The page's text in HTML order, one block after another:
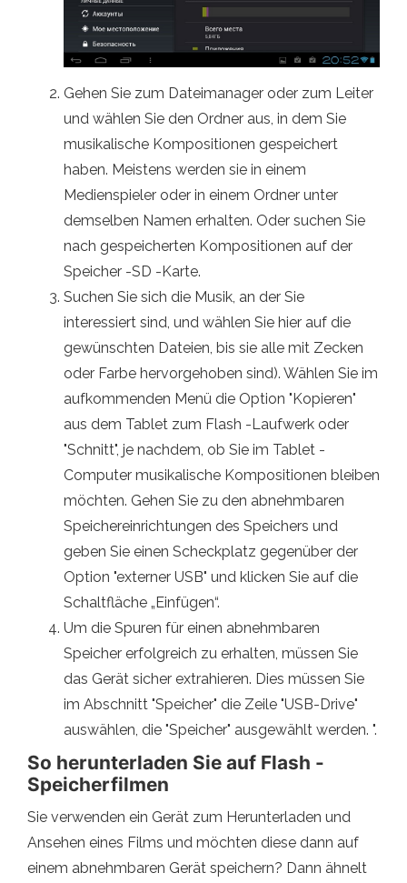
Gehen Sie zum Dateimanager oder zum Leiter
und wählen Sie den Ordner aus, in dem Sie
musikalische Kompositionen gespeichert
haben. Meistens werden sie in einem
Medienspieler oder in einem Ordner unter
demselben Namen erhalten. Oder suchen Sie
nach gespeicherten Kompositionen auf der
Speicher -SD -Karte.
Suchen Sie sich die Musik, an der Sie
interessiert sind, und wählen Sie hier auf die
gewünschten Dateien, bis sie alle mit Zecken
oder Farbe hervorgehoben sind). Wählen Sie im
aufkommenden Menü die Option "Kopieren"
aus dem Tablet zum Flash -Laufwerk oder
"Schnitt", je nachdem, ob Sie im Tablet -
Computer musikalische Kompositionen bleiben
möchten. Gehen Sie zu den abnehmbaren
Speichereinrichtungen des Speichers und
geben Sie einen Scheckplatz gegenüber der
Option "externer USB" und klicken Sie auf die
Schaltfläche „Einfügen“.
Um die Spuren für einen abnehmbaren
Speicher erfolgreich zu erhalten, müssen Sie
das Gerät sicher extrahieren. Dies müssen Sie
im Abschnitt "Speicher" die Zeile "USB-Drive"
auswählen, die "Speicher" ausgewählt werden. ".
So herunterladen Sie auf Flash -
Speicherfilmen
Sie verwenden ein Gerät zum Herunterladen und
Ansehen eines Films und möchten diese dann auf
einem abnehmbaren Gerät speichern? Dann ähnelt